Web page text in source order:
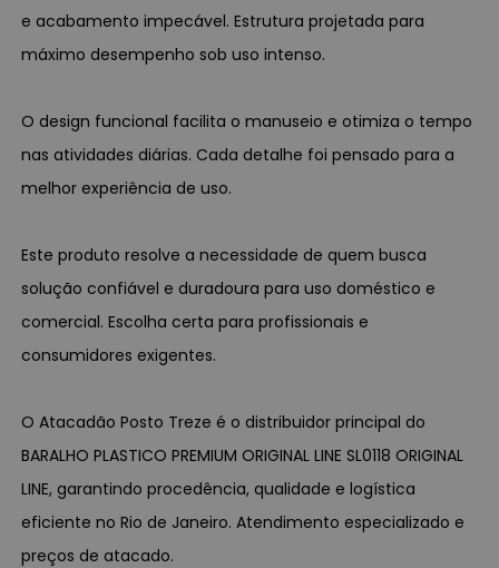
e acabamento impecável. Estrutura projetada para
máximo desempenho sob uso intenso.
O design funcional facilita o manuseio e otimiza o tempo
nas atividades diárias. Cada detalhe foi pensado para a
melhor experiência de uso.
Este produto resolve a necessidade de quem busca
solução confiável e duradoura para uso doméstico e
comercial. Escolha certa para profissionais e
consumidores exigentes.
O Atacadão Posto Treze é o distribuidor principal do
BARALHO PLASTICO PREMIUM ORIGINAL LINE SL0118 ORIGINAL
LINE, garantindo procedência, qualidade e logística
eficiente no Rio de Janeiro. Atendimento especializado e
preços de atacado.